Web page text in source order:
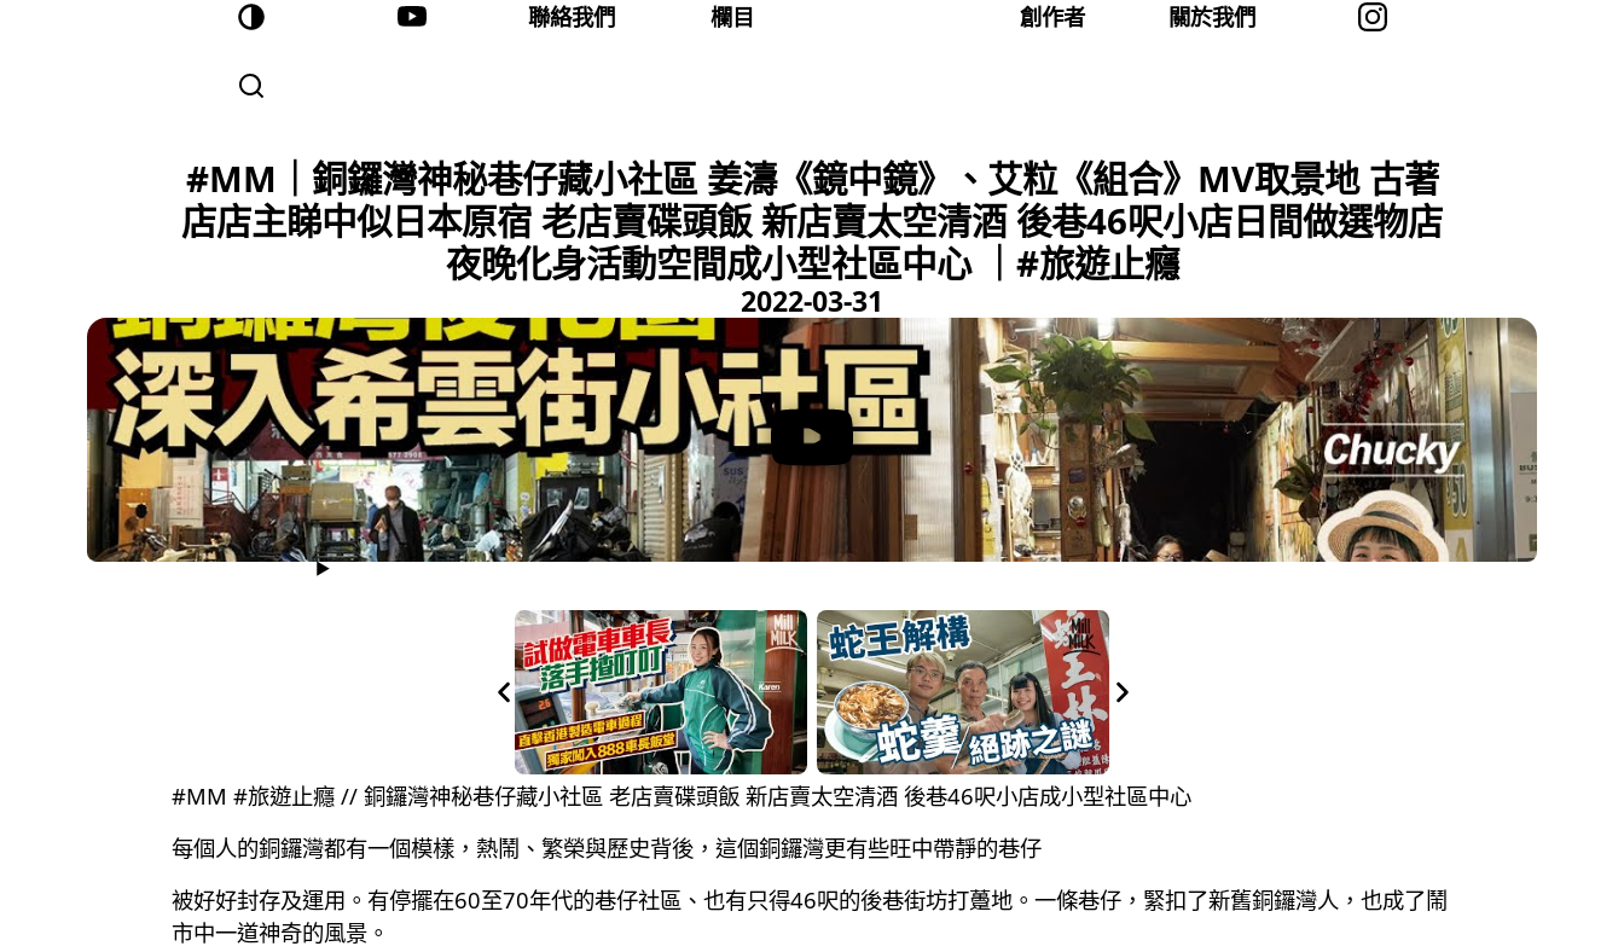
聯絡我們 欄目 創作者 關於我們
#MM｜銅鑼灣神秘巷仔藏小社區 姜濤《鏡中鏡》、艾粒《組合》MV取景地 古著
店店主睇中似日本原宿 老店賣碟頭飯 新店賣太空清酒 後巷46呎小店日間做選物店
夜晚化身活動空間成小型社區中心 ｜#旅遊止癮
2022-03-31
#MM #旅遊止癮 // 銅鑼灣神秘巷仔藏小社區 老店賣碟頭飯 新店賣太空清酒 後巷46呎小店成小型社區中心
每個人的銅鑼灣都有一個模樣，熱鬧、繁榮與歷史背後，這個銅鑼灣更有些旺中帶靜的巷仔
被好好封存及運用。有停擺在60至70年代的巷仔社區、也有只得46呎的後巷街坊打躉地。一條巷仔，緊扣了新舊銅鑼灣人，也成了鬧
市中一道神奇的風景。